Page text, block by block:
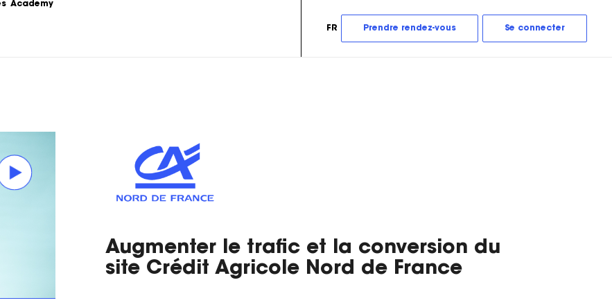
de
Nos clients partagent leur
expérience.
LoveLetter
Notre newsletter qui vous informe
Academy
FR Prendre rendez-vous Se connecter
Augmenter le trafic et la conversion du
site Crédit Agricole Nord de France